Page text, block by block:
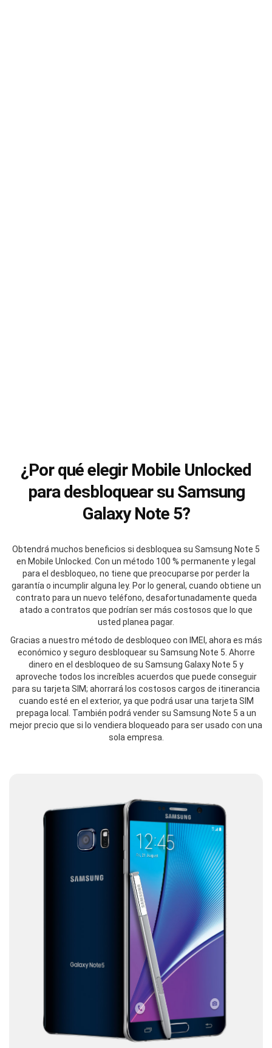
¿Por qué elegir Mobile Unlocked
para desbloquear su Samsung
Galaxy Note 5?
Obtendrá muchos beneficios si desbloquea su Samsung Note 5
en Mobile Unlocked. Con un método 100 % permanente y legal
para el desbloqueo, no tiene que preocuparse por perder la
garantía o incumplir alguna ley. Por lo general, cuando obtiene un
contrato para un nuevo teléfono, desafortunadamente queda
atado a contratos que podrían ser más costosos que lo que
usted planea pagar.
Gracias a nuestro método de desbloqueo con IMEI, ahora es más
económico y seguro desbloquear su Samsung Note 5. Ahorre
dinero en el desbloqueo de su Samsung Galaxy Note 5 y
aproveche todos los increíbles acuerdos que puede conseguir
para su tarjeta SIM; ahorrará los costosos cargos de itinerancia
cuando esté en el exterior, ya que podrá usar una tarjeta SIM
prepaga local. También podrá vender su Samsung Note 5 a un
mejor precio que si lo vendiera bloqueado para ser usado con una
sola empresa.